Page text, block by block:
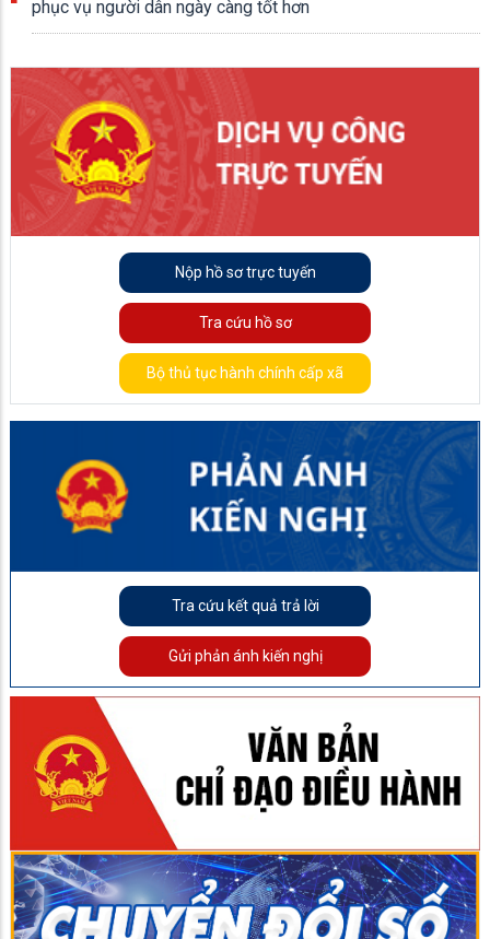
phục vụ người dân ngày càng tốt hơn
Nộp hồ sơ trực tuyến
Tra cứu hồ sơ
Bộ thủ tục hành chính cấp xã
Tra cứu kết quả trả lời
Gửi phản ánh kiến nghị